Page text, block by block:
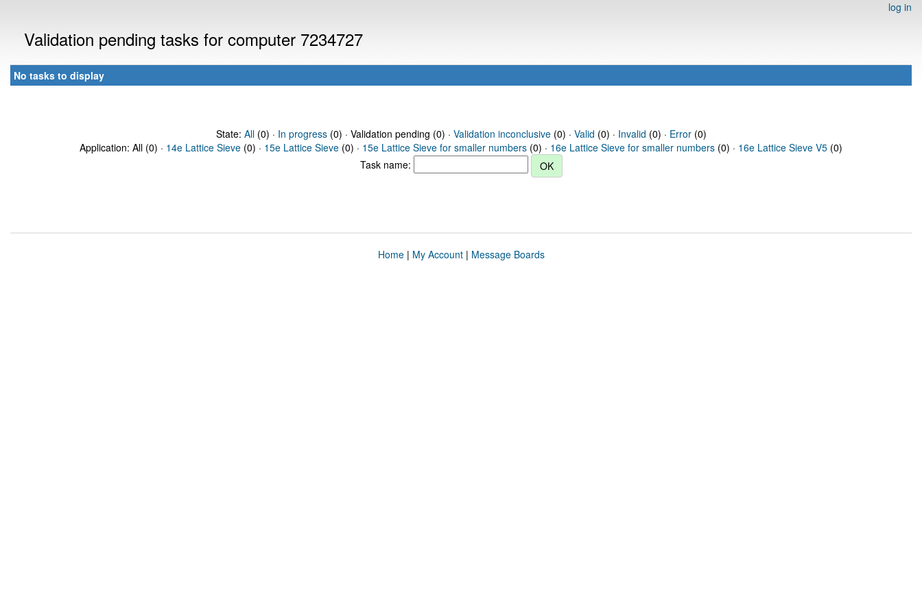
log in
Validation pending tasks for computer 7234727
No tasks to display
State: All(0) · In progress(0) · Validation pending (0) · Validation inconclusive(0) · Valid (0) · Invalid (0) · Error(0)
Application: All (0) · 14e Lattice Sieve (0) · 15e Lattice Sieve (0) · 15e Lattice Sieve for smaller numbers (0) · 16e Lattice Sieve for smaller numbers (0) · 16e Lattice Sieve V5 (0)
Task name:
Home| My Account| Message Boards